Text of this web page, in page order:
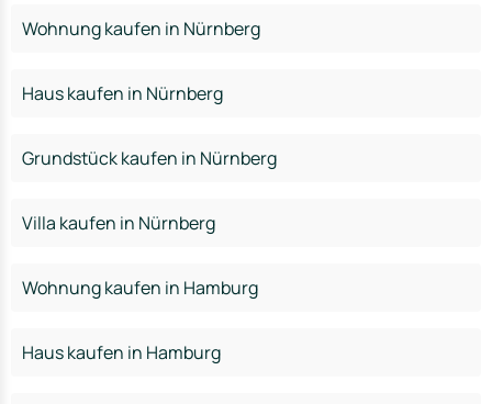
Wohnung kaufen in Nürnberg
Haus kaufen in Nürnberg
Grundstück kaufen in Nürnberg
Villa kaufen in Nürnberg
Wohnung kaufen in Hamburg
Haus kaufen in Hamburg